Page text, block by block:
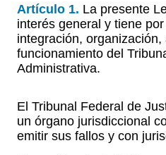
Artículo 1. La presente
interés general y tiene
integración,
funcionamiento del
Administrativa.
El Tribunal Federal de
un órgano jurisdiccional
emitir sus fallos y con